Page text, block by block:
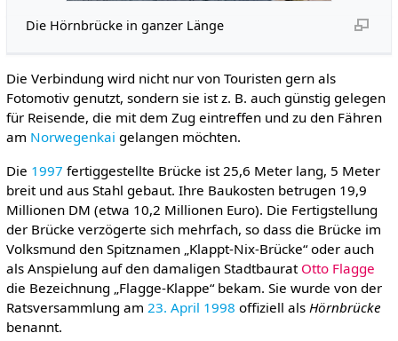
Die Hörnbrücke in ganzer Länge
Die Verbindung wird nicht nur von Touristen gern als
Fotomotiv genutzt, sondern sie ist z. B. auch günstig gelegen
für Reisende, die mit dem Zug eintreffen und zu den Fähren
am Norwegenkai gelangen möchten.
Die 1997 fertiggestellte Brücke ist 25,6 Meter lang, 5 Meter
breit und aus Stahl gebaut. Ihre Baukosten betrugen 19,9
Millionen DM (etwa 10,2 Millionen Euro). Die Fertigstellung
der Brücke verzögerte sich mehrfach, so dass die Brücke im
Volksmund den Spitznamen „Klappt-Nix-Brücke“ oder auch
als Anspielung auf den damaligen Stadtbaurat Otto Flagge
die Bezeichnung „Flagge-Klappe“ bekam. Sie wurde von der
Ratsversammlung am 23. April 1998 offiziell als Hörnbrücke
benannt.